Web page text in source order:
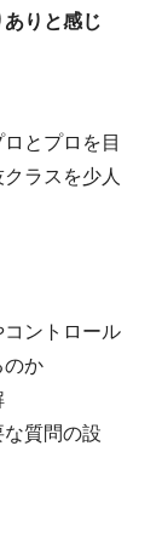
りと感じ
とプロを目
ラスを少人
ントロール
のか
質問の設